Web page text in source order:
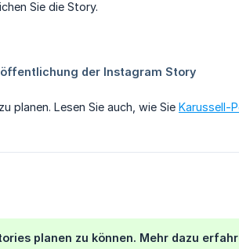
Sie die Story.
planen. Lesen Sie auch, wie Sie Karussell-
planen zu können. Mehr dazu